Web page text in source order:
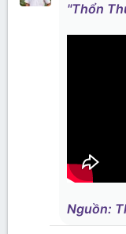
"Thổn
Nguồn: